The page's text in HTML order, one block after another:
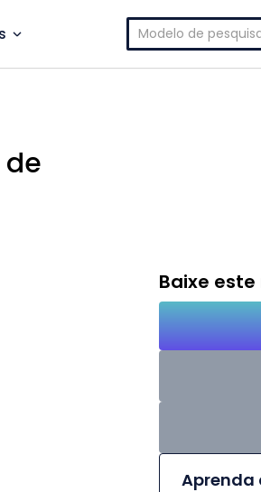
Pesquisar
por:
Baixe
Aprenda